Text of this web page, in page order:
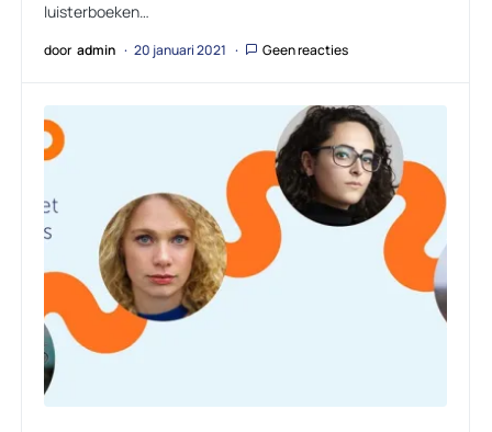
luisterboeken…
door admin 20 januari 2021 Geen reacties